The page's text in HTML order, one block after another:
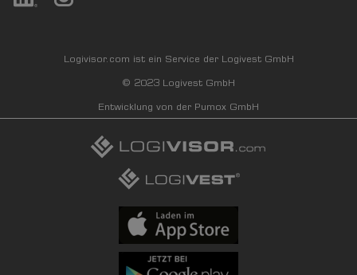
Logivisor.com ist ein Service der Logivest GmbH
© 2023 Logivest GmbH
Entwicklung von der Pumox GmbH